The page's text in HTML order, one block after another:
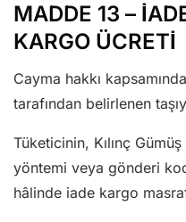
MADDE 13 –
KARGO ÜCRETİ
Cayma hakkı
tarafından belirlenen
Tüketicinin, Kılınç
yöntemi veya gönderi
hâlinde iade kargo